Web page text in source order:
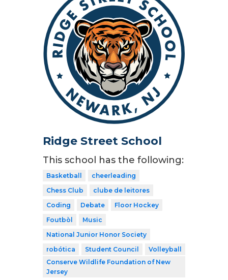
Ridge Street School
This school has the following:
Basketball
cheerleading
Chess Club
clube de leitores
Coding
Debate
Floor Hockey
Foutbòl
Music
National Junior Honor Society
robótica
Student Council
Volleyball
Conserve Wildlife Foundation of New
Jersey